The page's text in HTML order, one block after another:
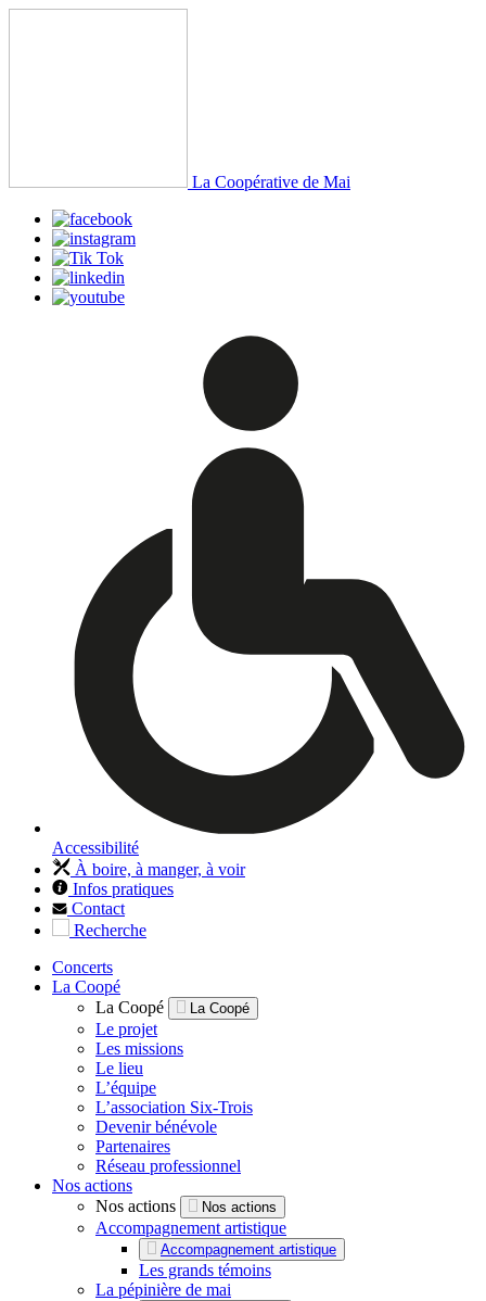
La Coopérative de Mai
Accessibilité
À boire, à manger, à voir
Infos pratiques
Contact
Recherche
Concerts
La Coopé
La Coopé
La Coopé
Le projet
Les missions
Le lieu
L’équipe
L’association Six-Trois
Devenir bénévole
Partenaires
Réseau professionnel
Nos actions
Nos actions
Nos actions
Accompagnement artistique
Accompagnement artistique
Les grands témoins
La pépinière de mai